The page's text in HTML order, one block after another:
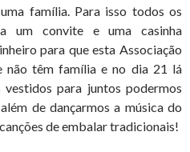
família. Para isso todos os
um convite e uma casinha
para que esta Associação
não têm família e no dia 21 lá
para juntos podermos
de dançarmos a música do
de embalar tradicionais!